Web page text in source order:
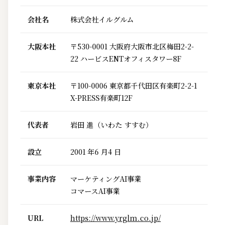
会社名 株式会社イルグルム
大阪本社
〒530-0001 大阪府大阪市北区梅田2-2-
22 ハービスENTオフィスタワー8F
東京本社
〒100-0006 東京都千代田区有楽町2-2-1
X-PRESS有楽町12F
代表者 岩田 進（いわた すすむ）
設立 2001 年6 月4 日
事業内容
マーケティングAI事業
コマースAI事業
URL https://www.yrglm.co.jp/